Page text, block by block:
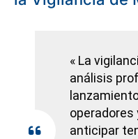
« La
análisis
operadores
anticipar